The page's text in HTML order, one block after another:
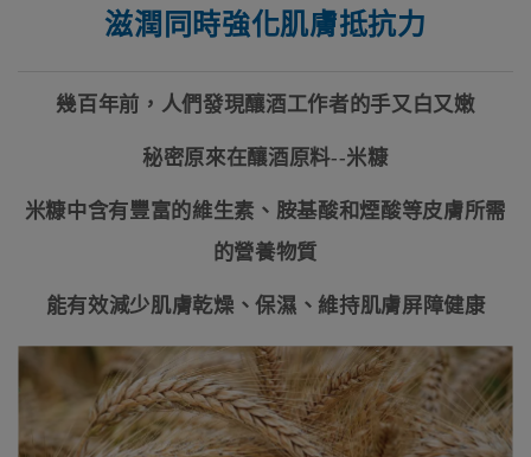
滋潤同時強化肌膚抵抗力
幾百年前，人們發現釀酒工作者的手又白又嫩
秘密原來在釀酒原料--米糠
米糠中含有豐富的維生素、胺基酸和煙酸等皮膚所需
的營養物質
能有效減少肌膚乾燥、保濕、維持肌膚屏障健康